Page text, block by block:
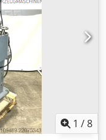
1 /8